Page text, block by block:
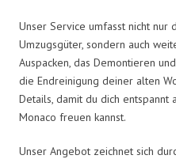
Unser Service umfasst nicht
Umzugsgüter, sondern auch
Auspacken, das Demontieren
die Endreinigung deiner alten
Details, damit du dich entspannt
Monaco freuen kannst.
Unser Angebot zeichnet sich